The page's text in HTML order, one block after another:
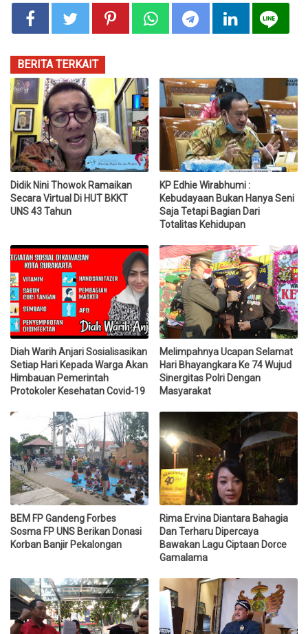
BERITA TERKAIT
Didik Nini Thowok Ramaikan
Secara Virtual Di HUT BKKT
UNS 43 Tahun
KP Edhie Wirabhumi :
Kebudayaan Bukan Hanya Seni
Saja Tetapi Bagian Dari
Totalitas Kehidupan
Diah Warih Anjari Sosialisasikan
Setiap Hari Kepada Warga Akan
Himbauan Pemerintah
Protokoler Kesehatan Covid-19
Melimpahnya Ucapan Selamat
Hari Bhayangkara Ke 74 Wujud
Sinergitas Polri Dengan
Masyarakat
BEM FP Gandeng Forbes
Sosma FP UNS Berikan Donasi
Korban Banjir Pekalongan
Rima Ervina Diantara Bahagia
Dan Terharu Dipercaya
Bawakan Lagu Ciptaan Dorce
Gamalama